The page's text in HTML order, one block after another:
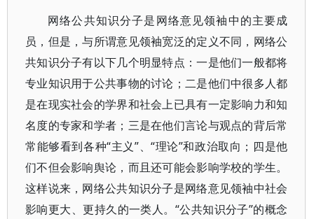
网络公共知识分子是网络意见领袖中的主要成
员，但是，与所谓意见领袖宽泛的定义不同，网络公
共知识分子有以下几个明显特点：一是他们一般都将
专业知识用于公共事物的讨论；二是他们中很多人都
是在现实社会的学界和社会上已具有一定影响力和知
名度的专家和学者；三是在他们言论与观点的背后常
常能够看到各种“主义”、“理论”和政治取向；四是他
们不但会影响舆论，而且还可能会影响学校的学生。
这样说来，网络公共知识分子是网络意见领袖中社会
影响更大、更持久的一类人。“公共知识分子”的概念